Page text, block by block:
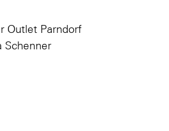
Outlet Parndorf
Schenner